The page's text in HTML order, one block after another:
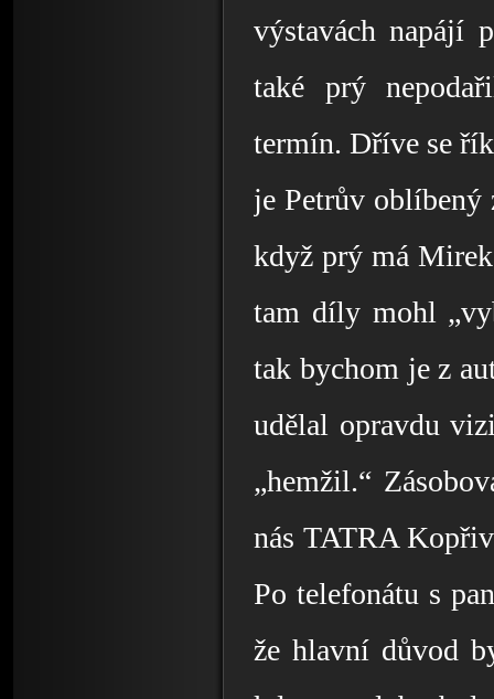
výstavách napájí
také prý
termín. Dříve se
je Petrův oblíbený
když prý má
tam díly mohl
tak bychom je z
udělal opravdu
„hemžil.“
nás TATRA
Po telefonátu s
že hlavní důvod